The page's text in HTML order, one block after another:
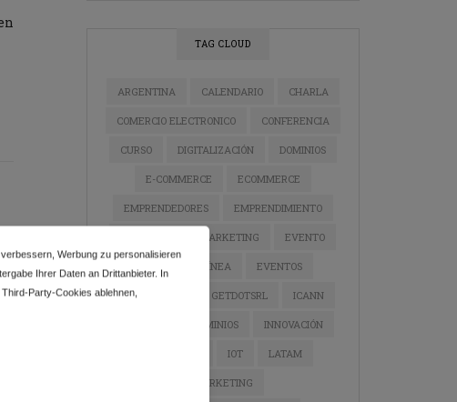
TAG CLOUD
ARGENTINA CALENDARIO CHARLA
COMERCIO ELECTRONICO CONFERENCIA
CURSO DIGITALIZACIÓN DOMINIOS
E-COMMERCE ECOMMERCE
EMPRENDEDORES EMPRENDIMIENTO
ESTRATEGIA DE MARKETING EVENTO
EVENTO EN LÍNEA EVENTOS
GETDOTLTDA GETDOTSRL ICANN
INDUSTRIA DE DOMINIOS INNOVACIÓN
IOT LATAM
MARKETING
Werbung zu personalisieren
Ihrer Daten an Drittanbieter. In
Party-Cookies ablehnen,